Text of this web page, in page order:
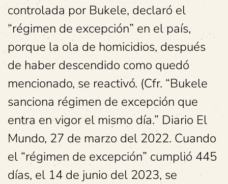
controlada por Bukele, declaró el
“régimen de excepción” en el país,
porque la ola de homicidios, después
de haber descendido como quedó
mencionado, se reactivó. (Cfr. “Bukele
sanciona régimen de excepción que
entra en vigor el mismo día.” Diario El
Mundo, 27 de marzo del 2022. Cuando
el “régimen de excepción” cumplió 445
días, el 14 de junio del 2023, se